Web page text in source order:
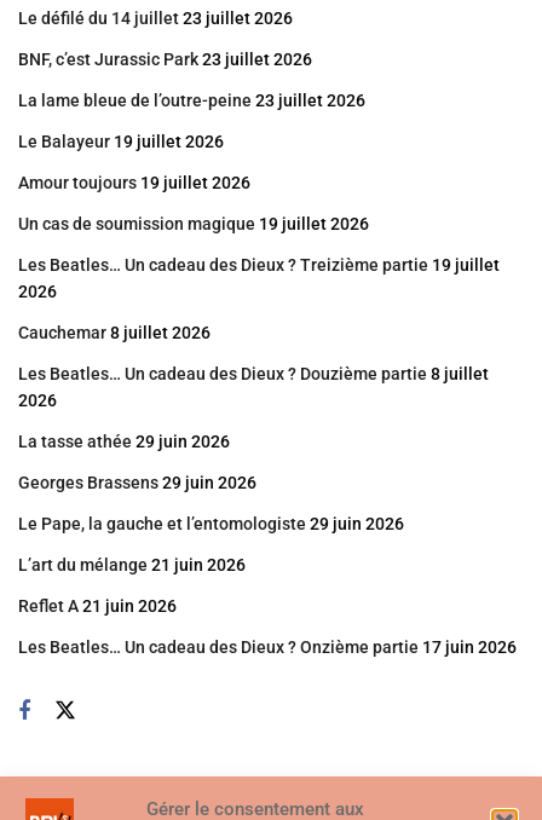
Gérer le consentement aux
Le défilé du 14 juillet23 juillet 2026
BNF, c’est Jurassic Park23 juillet 2026
La lame bleue de l’outre-peine 23 juillet 2026
Le Balayeur 19 juillet 2026
Amour toujours 19 juillet 2026
Un cas de soumission magique 19 juillet 2026
Les Beatles… Un cadeau des Dieux ? Treizième partie 19 juillet
2026
Cauchemar8 juillet 2026
Les Beatles… Un cadeau des Dieux ? Douzième partie 8 juillet
2026
La tasse athée 29 juin 2026
Georges Brassens29 juin 2026
Le Pape, la gauche et l’entomologiste 29 juin 2026
L’art du mélange 21 juin 2026
Reflet A21 juin 2026
Les Beatles… Un cadeau des Dieux ? Onzième partie 17 juin 2026